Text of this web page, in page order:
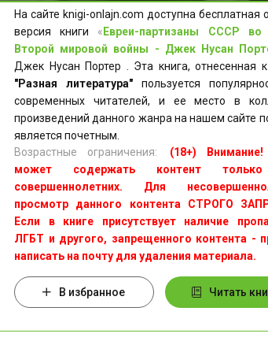
На сайте knigi-onlajn.com доступна бесплатная
версия книги « Евреи-партизаны СССР во
Второй мировой войны - Джек Нусан
Джек Нусан Портер . Эта книга, отнесенная
"Разная литература" пользуется
современных читателей, и ее место в
произведений данного жанра на нашем сайте
является почетным.
Возрастные ограничения:
(18+) Внимание!
может содержать контент
совершеннолетних. Для
просмотр данного контента СТРОГО
Если в книге присутствует наличие
ЛГБТ и другого, запрещенного контента -
написать на почту для удаления материала.
В избранное Читать